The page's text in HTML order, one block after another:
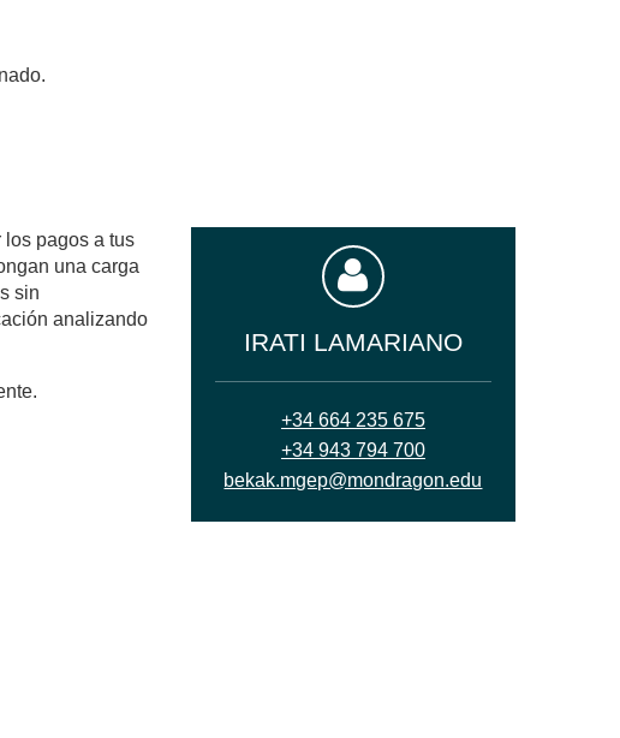
los pagos a tus
una carga
sin
analizando
IRATI LAMARIANO
+34 664 235 675
+34 943 794 700
bekak.mgep@mondragon.edu